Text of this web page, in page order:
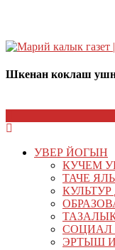
Шкенан коклаш
УВЕР ЙОГЫН
КУЧЕМ
ТАЧЕ
ЭРТЫШ